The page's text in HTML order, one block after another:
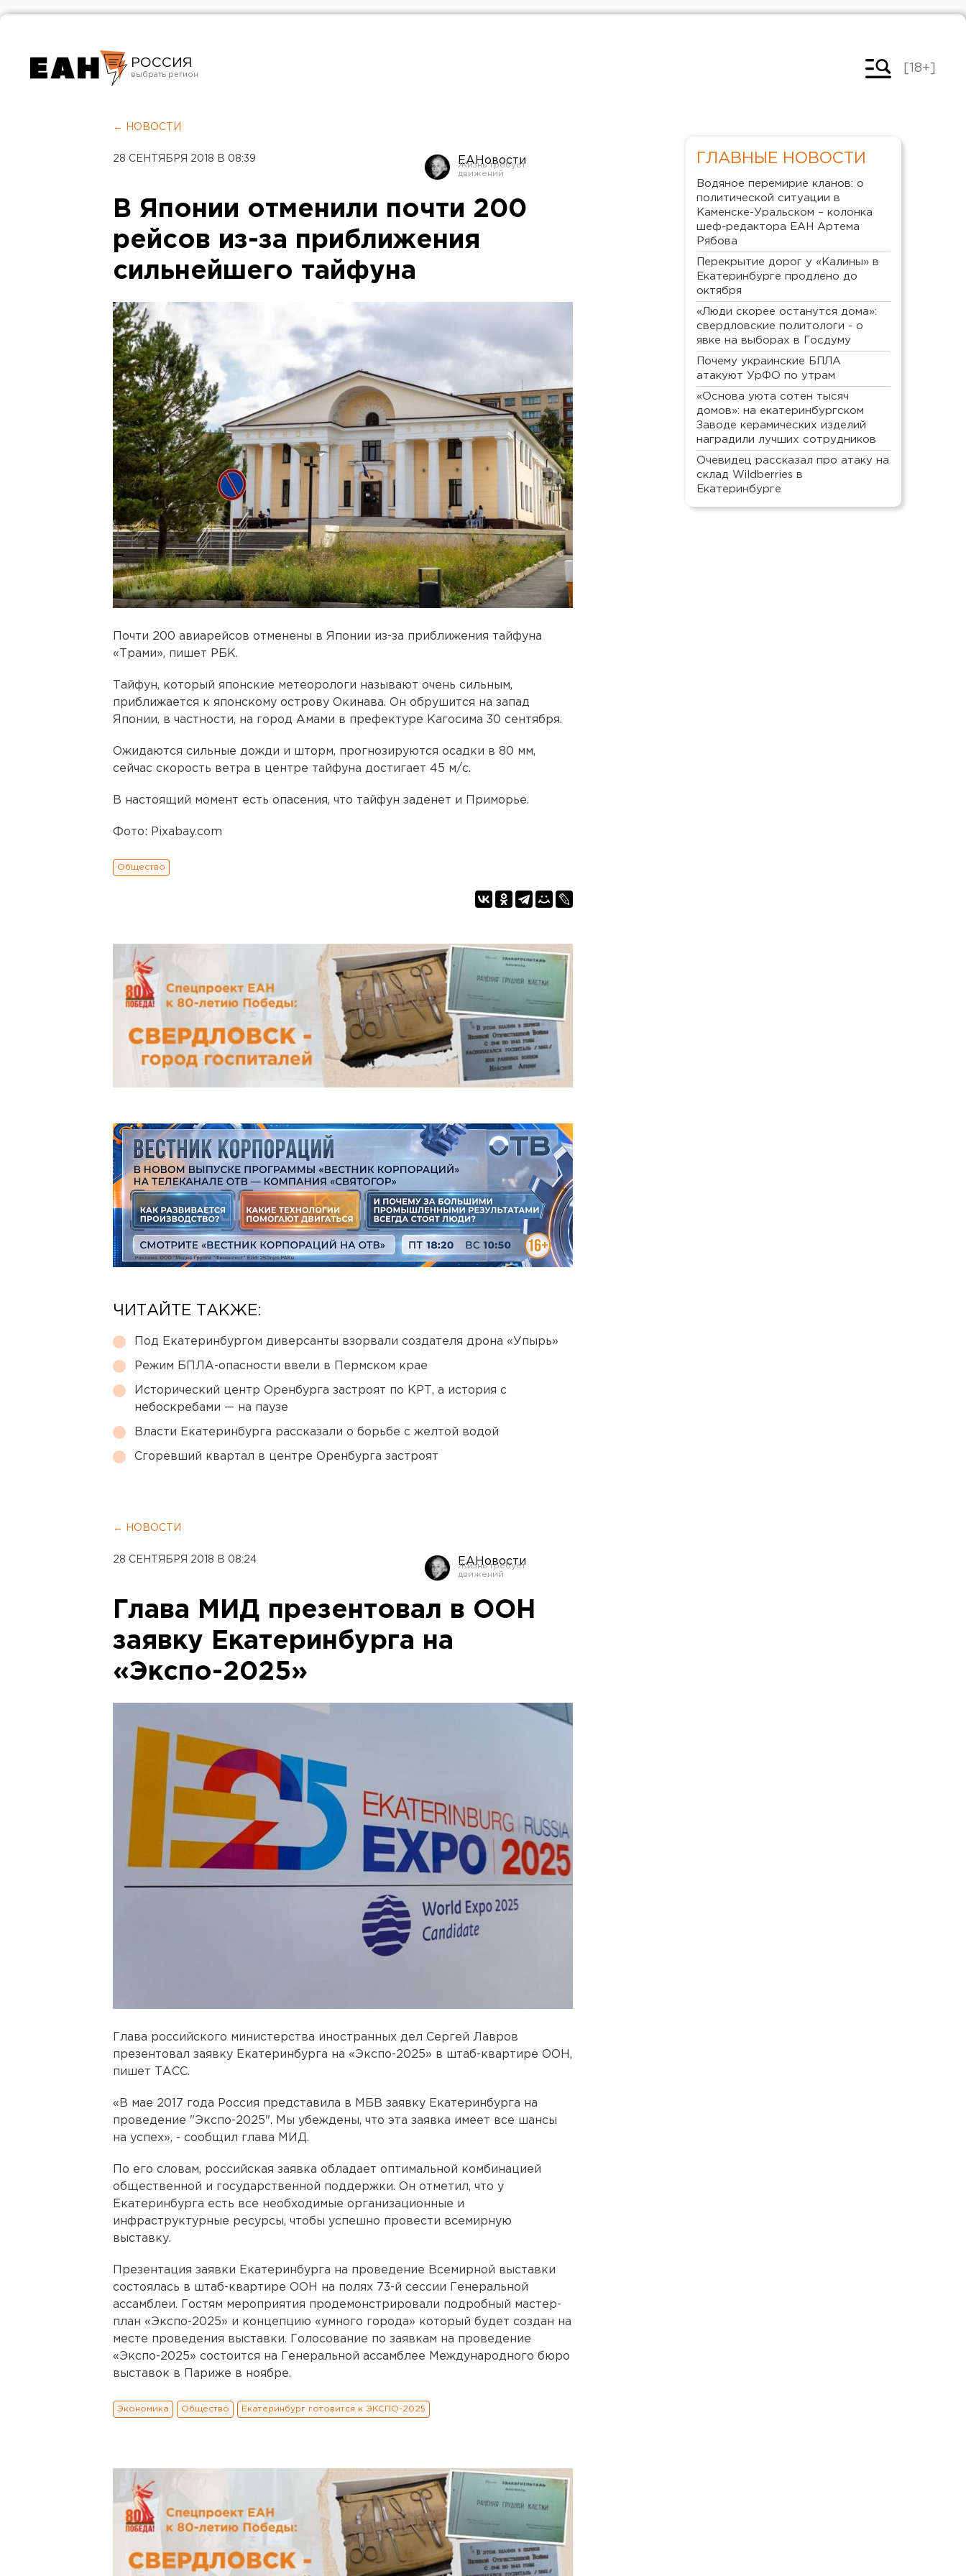
РОССИЯ
Челябинск
[18+]
← НОВОСТИ
28 СЕНТЯБРЯ 2018 В 08:39 ЕАНовости
В Японии отменили почти 200
рейсов из-за приближения
сильнейшего тайфуна
Почти 200 авиарейсов отменены в Японии из-за приближения тайфуна
«Трами», пишет РБК.
Тайфун, который японские метеорологи называют очень сильным,
приближается к японскому острову Окинава. Он обрушится на запад
Японии, в частности, на город Амами в префектуре Кагосима 30 сентября.
Ожидаются сильные дожди и шторм, прогнозируются осадки в 80 мм,
сейчас скорость ветра в центре тайфуна достигает 45 м/с.
В настоящий момент есть опасения, что тайфун заденет и Приморье.
Фото: Pixabay.com
Общество
ЧИТАЙТЕ ТАКЖЕ:
Под Екатеринбургом диверсанты взорвали создателя дрона «Упырь»
Режим БПЛА-опасности ввели в Пермском крае
Исторический центр Оренбурга застроят по КРТ, а история с
небоскребами — на паузе
Власти Екатеринбурга рассказали о борьбе с желтой водой
Сгоревший квартал в центре Оренбурга застроят
← НОВОСТИ
28 СЕНТЯБРЯ 2018 В 08:24 ЕАНовости
Глава МИД презентовал в ООН
заявку Екатеринбурга на
«Экспо-2025»
Глава российского министерства иностранных дел Сергей Лавров
презентовал заявку Екатеринбурга на «Экспо-2025» в штаб-квартире ООН,
пишет ТАСС.
«В мае 2017 года Россия представила в МБВ заявку Екатеринбурга на
проведение "Экспо-2025". Мы убеждены, что эта заявка имеет все шансы
на успех», - сообщил глава МИД.
По его словам, российская заявка обладает оптимальной комбинацией
общественной и государственной поддержки. Он отметил, что у
Екатеринбурга есть все необходимые организационные и
инфраструктурные ресурсы, чтобы успешно провести всемирную
выставку.
Презентация заявки Екатеринбурга на проведение Всемирной выставки
состоялась в штаб-квартире ООН на полях 73-й сессии Генеральной
ассамблеи. Гостям мероприятия продемонстрировали подробный мастер-
план «Экспо-2025» и концепцию «умного города» который будет создан на
месте проведения выставки. Голосование по заявкам на проведение
«Экспо-2025» состоится на Генеральной ассамблее Международного бюро
выставок в Париже в ноябре.
Экономика Общество Екатеринбург готовится к ЭКСПО-2025
ГЛАВНЫЕ НОВОСТИ
Водяное перемирие кланов: о
политической ситуации в
Каменске-Уральском – колонка
шеф-редактора ЕАН Артема
Рябова
Перекрытие дорог у «Калины» в
Екатеринбурге продлено до
октября
«Люди скорее останутся дома»:
свердловские политологи - о
явке на выборах в Госдуму
Почему украинские БПЛА
атакуют УрФО по утрам
«Основа уюта сотен тысяч
домов»: на екатеринбургском
Заводе керамических изделий
наградили лучших сотрудников
Очевидец рассказал про атаку на
склад Wildberries в
Екатеринбурге